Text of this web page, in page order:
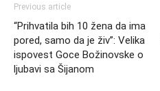
Previous article
“Prihvatila bih 10 žena da ima
pored, samo da je živ”: Velika
ispovest Goce Božinovske o
ljubavi sa Šijanom